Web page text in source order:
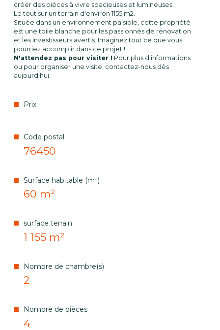
créer des pièces à vivre spacieuses et lumineuses.
Le tout sur un terrain d'environ 1155 m2.
Située dans un environnement paisible, cette propriété
est une toile blanche pour les passionnés de rénovation
et les investisseurs avertis. Imaginez tout ce que vous
pourriez accomplir dans ce projet !
N'attendez pas pour visiter ! Pour plus d'informations
ou pour organiser une visite, contactez-nous dès
aujourd'hui.
Prix
Code postal
76450
Surface habitable (m²)
60 m²
surface terrain
1 155 m²
Nombre de chambre(s)
2
Nombre de pièces
4